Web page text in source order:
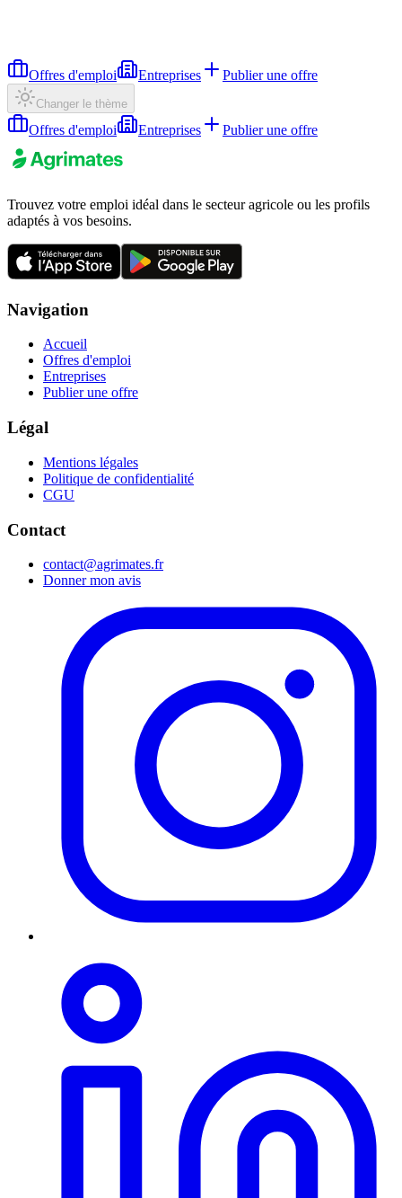
Offres d'emploi Entreprises Publier une offre
Changer le thème
Offres d'emploi Entreprises Publier une offre
Trouvez votre emploi idéal dans le secteur agricole ou les profils
adaptés à vos besoins.
Navigation
Accueil
Offres d'emploi
Entreprises
Publier une offre
Légal
Mentions légales
Politique de confidentialité
CGU
Contact
contact@agrimates.fr
Donner mon avis